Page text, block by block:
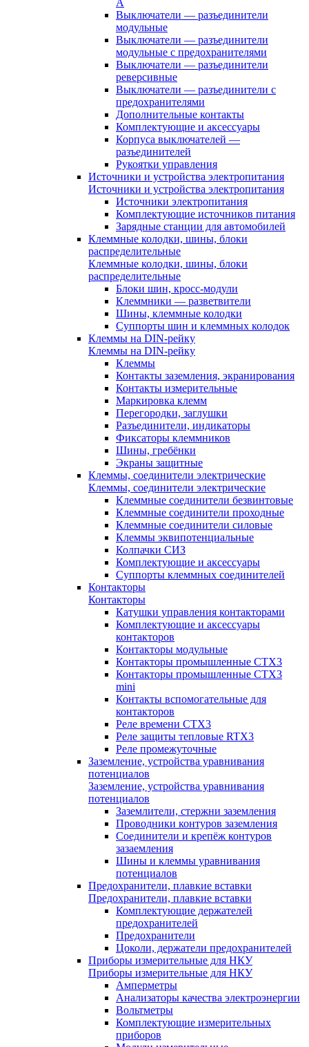
А
Выключатели — разъединители
модульные
Выключатели — разъединители
модульные с предохранителями
Выключатели — разъединители
реверсивные
Выключатели — разъединители с
предохранителями
Дополнительные контакты
Комплектующие и аксессуары
Корпуса выключателей —
разъединителей
Рукоятки управления
Источники и устройства электропитания
Источники и устройства электропитания
Источники электропитания
Комплектующие источников питания
Зарядные станции для автомобилей
Клеммные колодки, шины, блоки
распределительные
Клеммные колодки, шины, блоки
распределительные
Блоки шин, кросс-модули
Клеммники — разветвители
Шины, клеммные колодки
Суппорты шин и клеммных колодок
Клеммы на DIN-рейку
Клеммы на DIN-рейку
Клеммы
Контакты заземления, экранирования
Контакты измерительные
Маркировка клемм
Перегородки, заглушки
Разъединители, индикаторы
Фиксаторы клеммников
Шины, гребёнки
Экраны защитные
Клеммы, соединители электрические
Клеммы, соединители электрические
Клеммные соединители безвинтовые
Клеммные соединители проходные
Клеммные соединители силовые
Клеммы эквипотенциальные
Колпачки СИЗ
Комплектующие и аксессуары
Суппорты клеммных соединителей
Контакторы
Контакторы
Катушки управления контакторами
Комплектующие и аксессуары
контакторов
Контакторы модульные
Контакторы промышленные CTX3
Контакторы промышленные CTX3
mini
Контакты вспомогательные для
контакторов
Реле времени CTX3
Реле защиты тепловые RTX3
Реле промежуточные
Заземление, устройства уравнивания
потенциалов
Заземление, устройства уравнивания
потенциалов
Заземлители, стержни заземления
Проводники контуров заземления
Соединители и крепёж контуров
зазаемления
Шины и клеммы уравнивания
потенциалов
Предохранители, плавкие вставки
Предохранители, плавкие вставки
Комплектующие держателей
предохранителей
Предохранители
Цоколи, держатели предохранителей
Приборы измерительные для НКУ
Приборы измерительные для НКУ
Амперметры
Анализаторы качества электроэнергии
Вольтметры
Комплектующие измерительных
приборов